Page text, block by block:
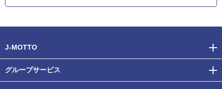
J-MOTTO
グループサービス